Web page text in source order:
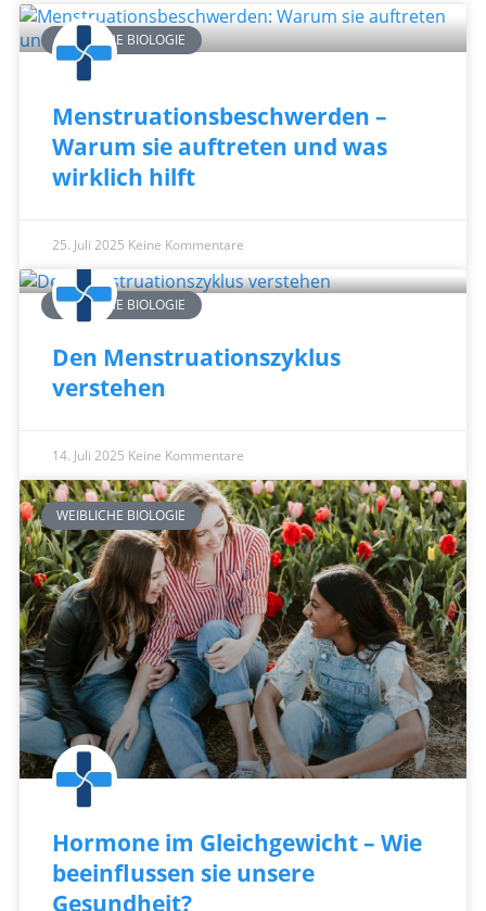
WEIBLICHE BIOLOGIE
Menstruationsbeschwerden –
Warum sie auftreten und was
wirklich hilft
25. Juli 2025 Keine Kommentare
WEIBLICHE BIOLOGIE
Den Menstruationszyklus
verstehen
14. Juli 2025 Keine Kommentare
WEIBLICHE BIOLOGIE
Hormone im Gleichgewicht – Wie
beeinflussen sie unsere
Gesundheit?